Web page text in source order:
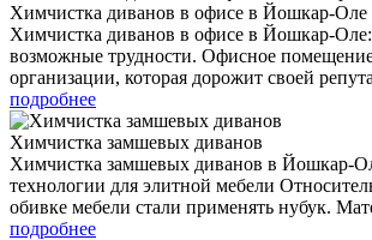
Химчистка диванов в офисе в Йошкар-Оле
Химчистка диванов в офисе в Йошкар-Оле:
возможные трудности. Офисное
организации, которая дорожит своей
подробнее
Химчистка замшевых диванов
Химчистка замшевых диванов в Йошкар-
технологии для элитной мебели
обивке мебели стали применять нубук.
подробнее